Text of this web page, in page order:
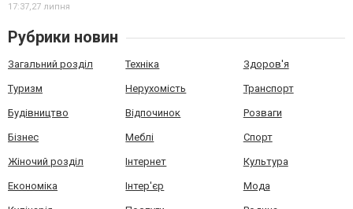
17:37,27 липня
Рубрики новин
Загальний розділ Техніка Здоров'я
Туризм Нерухомість Транспорт
Будівництво Відпочинок Розваги
Бізнес Меблі Спорт
Жіночий розділ Інтернет Культура
Економіка Інтер'єр Мода